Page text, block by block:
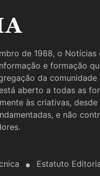
de 1988, o Notícias
e formação
da comunidade
aberto a todas as
às criativas, desde
e não
Estatuto